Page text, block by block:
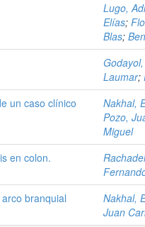
Lugo,
Elías;
Blas;
Laumar;
un caso clínico Nakhal,
Pozo,
Miguel
en colon.
branquial Nakhal,
Juan